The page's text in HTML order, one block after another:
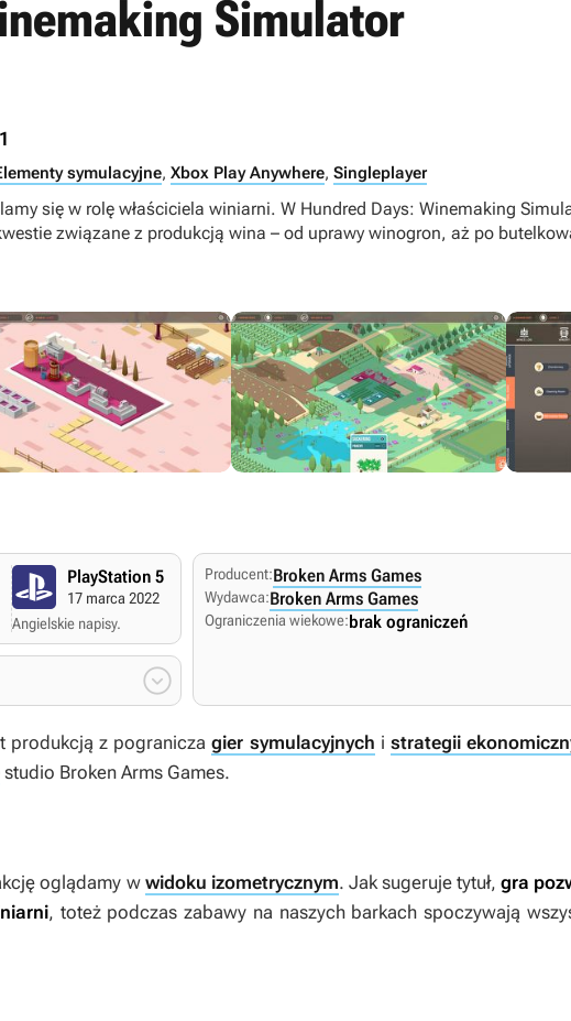
Simulator
symulacyjne, Xbox Play Anywhere, Singleplayer
się w rolę właściciela winiarni. W Hundred Days: Winemaking
związane z produkcją wina – od uprawy winogron, aż po
PlayStation 5
17 marca 2022
Angielskie napisy.
Nintendo Switch
28 lutego 2022
Angielskie napisy.
Angielskie napisy.

Producent:Broken Arms Games
Wydawca:Broken Arms Games
Ograniczenia wiekowe:brak ograniczeń
produkcją z pograniczagier symulacyjnych i strategii
studio Broken Arms Games.
oglądamy wwidoku izometrycznym. Jak sugeruje tytuł, gra
, toteż podczas zabawy na naszych barkach spoczywają